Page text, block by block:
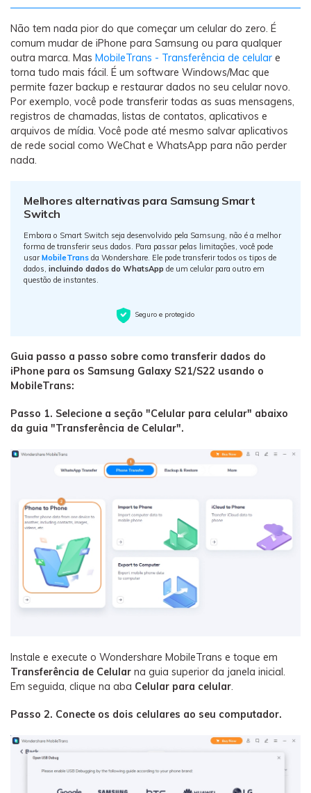
Não tem nada pior do que começar um celular do zero. É
comum mudar de iPhone para Samsung ou para qualquer
outra marca. Mas MobileTrans - Transferência de celular e
torna tudo mais fácil. É um software Windows/Mac que
permite fazer backup e restaurar dados no seu celular novo.
Por exemplo, você pode transferir todas as suas mensagens,
registros de chamadas, listas de contatos, aplicativos e
arquivos de mídia. Você pode até mesmo salvar aplicativos
de rede social como WeChat e WhatsApp para não perder
nada.
Melhores alternativas para Samsung Smart
Switch
Embora o Smart Switch seja desenvolvido pela Samsung, não é a melhor
forma de transferir seus dados. Para passar pelas limitações, você pode
usarMobileTrans da Wondershare. Ele pode transferir todos os tipos de
dados,incluindo dados do WhatsApp de um celular para outro em
questão de instantes.
Seguro e protegido
Guia passo a passo sobre como transferir dados do
iPhone para os Samsung Galaxy S21/S22 usando o
MobileTrans:
Passo 1. Selecione a seção "Celular para celular" abaixo
da guia "Transferência de Celular".
Instale e execute o Wondershare MobileTrans e toque em
Transferência de Celular na guia superior da janela inicial.
Em seguida, clique na aba Celular para celular
Passo 2. Conecte os dois celulares ao seu computador.